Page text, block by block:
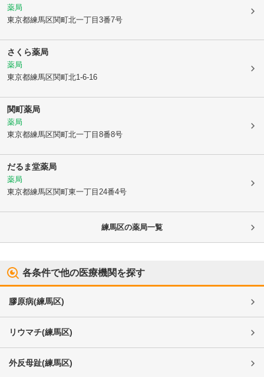
薬局
東京都練馬区関町北一丁目3番7号
さくら薬局
薬局
東京都練馬区関町北1-6-16
関町薬局
薬局
東京都練馬区関町北一丁目8番8号
だるま堂薬局
薬局
東京都練馬区関町東一丁目24番4号
練馬区の薬局一覧
各条件で他の医療機関を探す
膠原病(練馬区)
リウマチ(練馬区)
外反母趾(練馬区)